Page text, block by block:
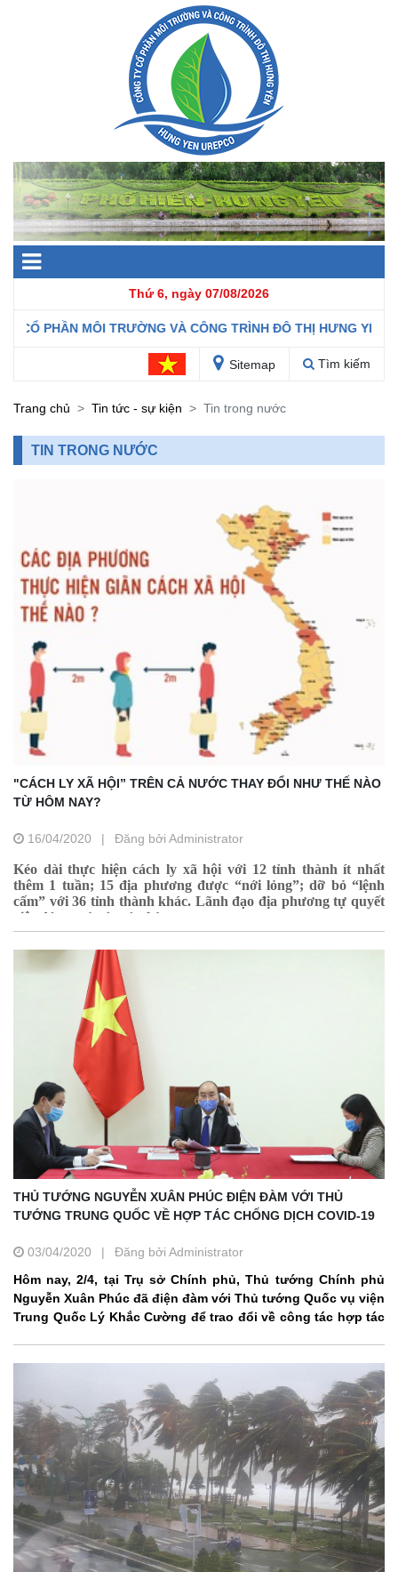
Thứ 6, ngày 07/08/2026
PHẦN MÔI TRƯỜNG VÀ CÔNG TRÌNH ĐÔ THỊ HƯNG YÊN
Sitemap Tìm kiếm
Trang chủ Tin tức - sự kiện Tin trong nước
TIN TRONG NƯỚC
"CÁCH LY XÃ HỘI” TRÊN CẢ NƯỚC THAY ĐỔI NHƯ THẾ NÀO
TỪ HÔM NAY?
16/04/2020 | Đăng bởi Administrator
Kéo dài thực hiện cách ly xã hội với 12 tỉnh thành ít nhất
thêm 1 tuần; 15 địa phương được “nới lỏng”; dỡ bỏ “lệnh
cấm” với 36 tỉnh thành khác. Lãnh đạo địa phương tự quyết
việc đóng-mở các cửa hàng.
THỦ TƯỚNG NGUYỄN XUÂN PHÚC ĐIỆN ĐÀM VỚI THỦ
TƯỚNG TRUNG QUỐC VỀ HỢP TÁC CHỐNG DỊCH COVID-19
03/04/2020 | Đăng bởi Administrator
Hôm nay, 2/4, tại Trụ sở Chính phủ, Thủ tướng Chính phủ
Nguyễn Xuân Phúc đã điện đàm với Thủ tướng Quốc vụ viện
Trung Quốc Lý Khắc Cường để trao đổi về công tác hợp tác